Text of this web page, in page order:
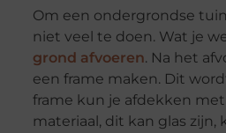
Om een ondergrondse
niet veel te doen. Wat je
grond afvoeren. Na het
een frame maken. Dit
frame kun je afdekken
materiaal, dit kan glas zijn,